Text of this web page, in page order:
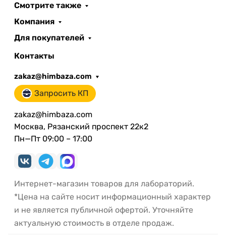
Смотрите также
Компания
Для покупателей
Контакты
zakaz@himbaza.com
Запросить КП
zakaz@himbaza.com
Москва, Рязанский проспект 22к2
Пн—Пт 09:00 – 17:00
Интернет-магазин товаров для лабораторий.
*Цена на сайте носит информационный характер
и не является публичной офертой. Уточняйте
актуальную стоимость в отделе продаж.